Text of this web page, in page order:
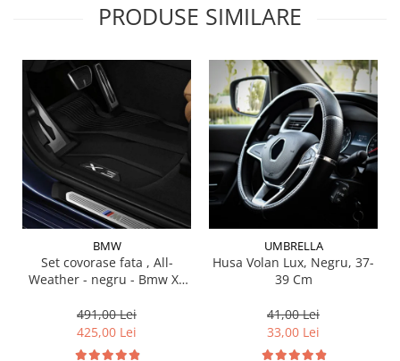
Suporti si placi prinderePRODUSE SIMILARE
BMW
Set covorase fata , All-
Weather - negru - Bmw X3
491,00 Lei
425,00 Lei
UMBRELLA
Husa Volan Lux, Negru, 37-
39 Cm
41,00 Lei
33,00 Lei